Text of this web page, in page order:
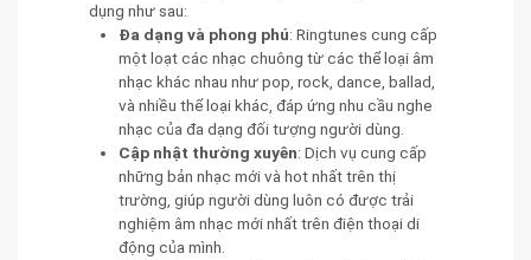
dụng như sau:
Đa dạng và phong phú: Ringtunes cung cấp
một loạt các nhạc chuông từ các thể loại âm
nhạc khác nhau như pop, rock, dance, ballad,
và nhiều thể loại khác, đáp ứng nhu cầu nghe
nhạc của đa dạng đối tượng người dùng.
Cập nhật thường xuyên: Dịch vụ cung cấp
những bản nhạc mới và hot nhất trên thị
trường, giúp người dùng luôn có được trải
nghiệm âm nhạc mới nhất trên điện thoại di
động của mình.